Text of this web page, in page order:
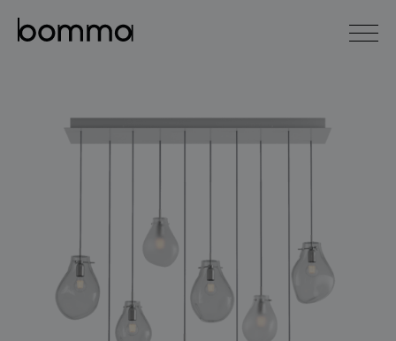
kolekce svítidel